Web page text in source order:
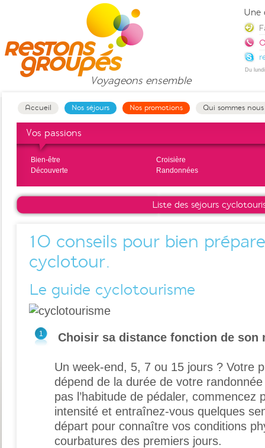
Voyageons ensemble
Accueil Nos séjours Nos promotions Qui sommes
Vos passions
Bien-être
Croisière
Découverte
Randonnées
Liste des séjours
10 conseils pour bien
cyclotour.
Le guide cyclotourisme
1 Choisir sa distance fonction de son
Un week-end, 5, 7 ou 15 jours ? Votre
dépend de la durée de votre
pas l’habitude de pédaler, commencez
intensité et entraînez-vous quelques
départ pour connaître vos conditions
courbatures des premiers jours.
Une
Du